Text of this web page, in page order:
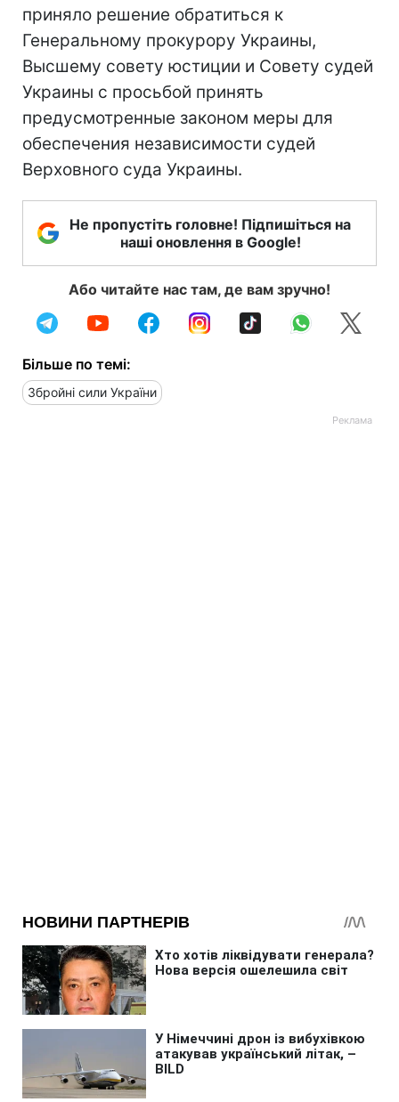
приняло решение обратиться к
Генеральному прокурору Украины,
Высшему совету юстиции и Совету судей
Украины с просьбой принять
предусмотренные законом меры для
обеспечения независимости судей
Верховного суда Украины.
Не пропустіть головне! Підпишіться на
наші оновлення в Google!
Або читайте нас там, де вам зручно!
Більше по темі:
Збройні сили України